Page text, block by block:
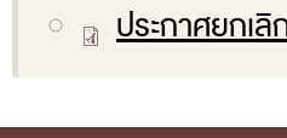
ผู้บริหารเทคโนโลยีสารสนเทศระดับ
ประกาศยกเ